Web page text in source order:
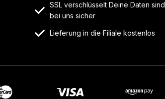
SSL verschlüsselt Deine Daten sind
bei uns sicher
Lieferung in die Filiale kostenlos